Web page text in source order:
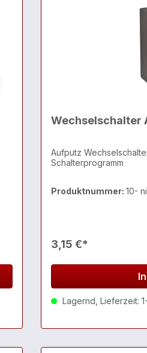
Wechselschalter
Aufputz
Schalterprogramm
Produktnummer: 10-
3,15 €*
Lagernd, Lieferzeit: